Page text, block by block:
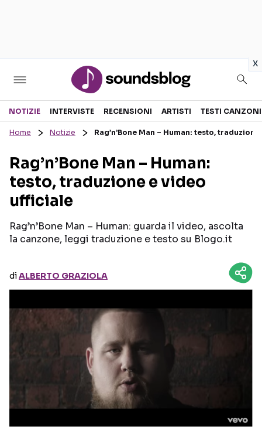
x
Sezioni
RECENSIONI MUSICALI
INTERVISTE
GOSSIP E CURIOSITÀ
TESTI CANZONI
TOUR ED EVENTI
Seguici sui social
NOTIZIE INTERVISTE RECENSIONI ARTISTI TESTI CANZONI
Home Notizie Rag’n’Bone Man – Human: testo,
Rag’n’Bone Man – Human:
testo, traduzione e video
ufficiale
Rag’n’Bone Man – Human: guarda il video, ascolta
la canzone, leggi traduzione e testo su Blogo.it
diALBERTO GRAZIOLA